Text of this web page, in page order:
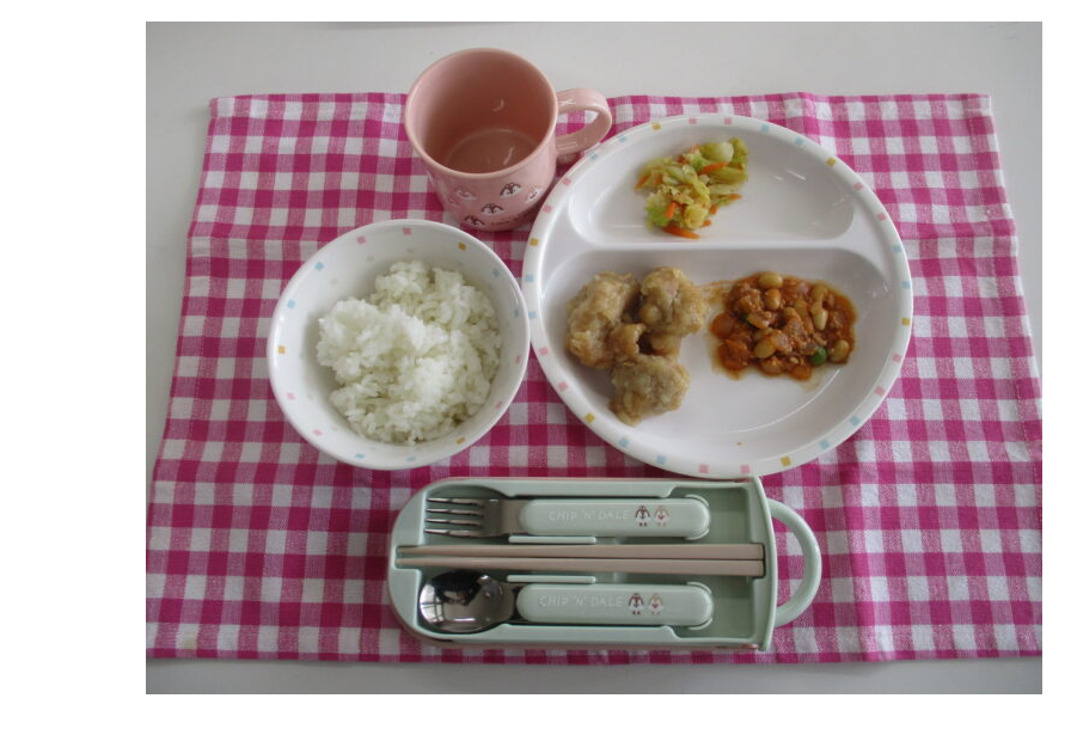
子育て支援
未就園児教室
課外授業